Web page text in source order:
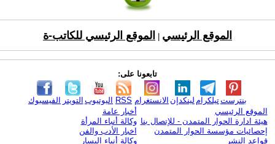
الموقع الرئيسي الموقع الرئيسي للكاتب-ة
تابعونا على:
الفيسبوك التويتر اليوتيوب RSS الانستغرام لينكدإن تيلكرامبنترست
الموقع الرئيسي
هيئة ادارة الحوار المتمدن - للإتصال بنا
إحصائيات مؤسسة الحوار المتمدن
قواعد النشر
أخبار عامة
وكالة أنباء المرأة
اخبار الأدب والفن
وكالة أنباء اليسار